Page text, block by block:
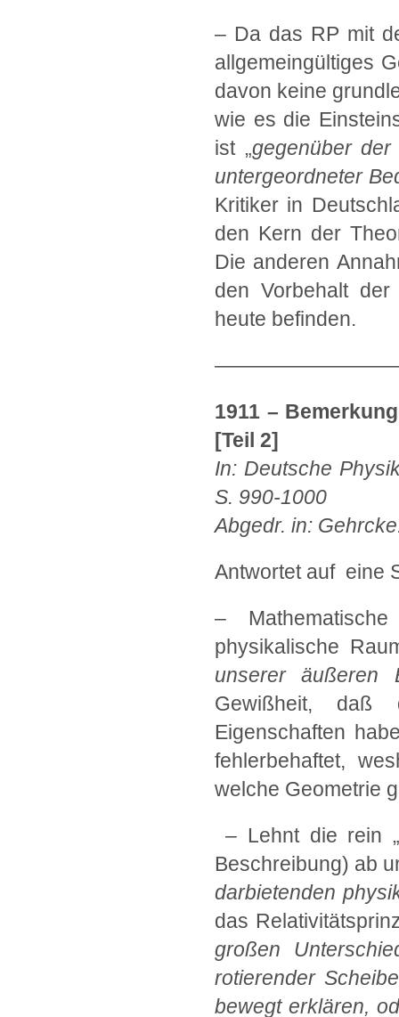
– Da das RP mit
allgemeingültiges
davon keine
wie es die
ist „gegenüber
untergeordneter
Kritiker in
den Kern der
Die anderen
den Vorbehalt
heute befinden.
1911 –
[Teil 2]
In: Deutsche
S. 990-1000
Abgedr. in:
Antwortet auf eine
–
physikalische
unserer äußeren
Gewißheit, daß
Eigenschaften
fehlerbehaftet,
welche Geometrie
– Lehnt die rein
Beschreibung) ab
darbietenden
das
großen
rotierender
bewegt erklären,